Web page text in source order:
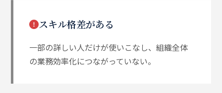
スキル格差がある
一部の詳しい人だけが使いこなし、組織全体
の業務効率化につながっていない。